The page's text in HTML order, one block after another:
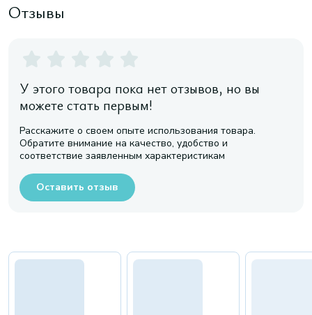
Отзывы
У этого товара пока нет отзывов, но вы
можете стать первым!
Расскажите о своем опыте использования товара.
Обратите внимание на качество, удобство и
соответствие заявленным характеристикам
Оставить отзыв